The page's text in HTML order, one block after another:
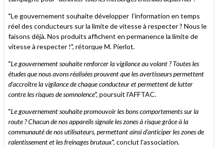
"Le gouvernement souhaite développer l’information en temps
réel des conducteurs sur la limite de vitesse à respecter ? Nous le
faisons déjà. Nos produits affichent en permanence la limite de
vitesse à respecter !", rétorque M. Pierlot.
"Le gouvernement souhaite renforcer la vigilance au volant ? Toutes les
études que nous avons réalisées prouvent que les avertisseurs permettent
d’accroître la vigilance de chaque conducteur et permettent de lutter
contre les risques de somnolence", poursuit l'AFFTAC.
"Le gouvernement souhaite promouvoir les bons comportements sur la
route ? Chacun de nos appareils signale les zones à risque grâce à la
communauté de nos utilisateurs, permettant ainsi d’anticiper les zones de
ralentissement et les freinages brutaux", conclut l'association.